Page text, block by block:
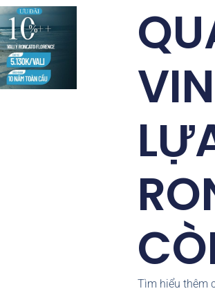
Tìm hiểu thêm